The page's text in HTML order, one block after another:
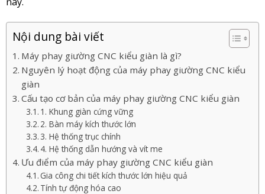
Nội dung bài viết
Máy phay giường CNC kiểu giàn là gì?
Nguyên lý hoạt động của máy phay giường CNC kiểu
giàn
Cấu tạo cơ bản của máy phay giường CNC kiểu giàn
1. Khung giàn cứng vững
2. Bàn máy kích thước lớn
3. Hệ thống trục chính
4. Hệ thống dẫn hướng và vít me
Ưu điểm của máy phay giường CNC kiểu giàn
Gia công chi tiết kích thước lớn hiệu quả
Tính tự động hóa cao